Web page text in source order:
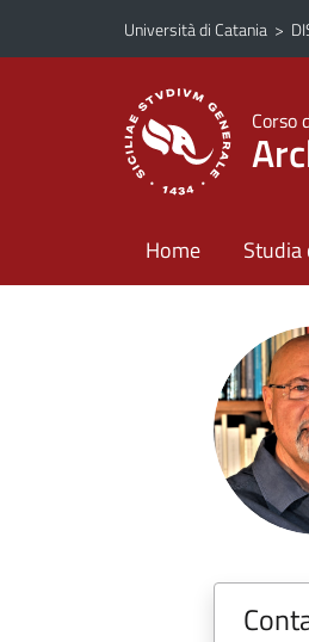
Vai al contenuto principale
Vai al menu di navigazione
Università di Catania >
Corso
Home Studia